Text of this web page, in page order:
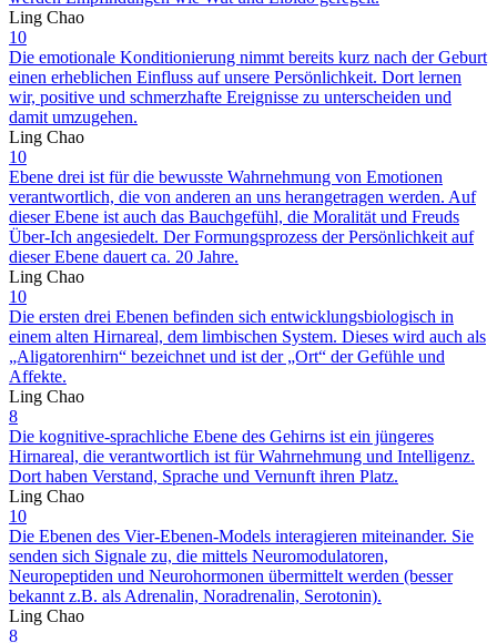
Ling Chao
10
Die emotionale Konditionierung nimmt bereits kurz nach der Geburt
einen erheblichen Einfluss auf unsere Persönlichkeit. Dort lernen
wir, positive und schmerzhafte Ereignisse zu unterscheiden und
damit umzugehen.
Ling Chao
10
Ebene drei ist für die bewusste Wahrnehmung von Emotionen
verantwortlich, die von anderen an uns herangetragen werden. Auf
dieser Ebene ist auch das Bauchgefühl, die Moralität und Freuds
Über-Ich angesiedelt. Der Formungsprozess der Persönlichkeit auf
dieser Ebene dauert ca. 20 Jahre.
Ling Chao
10
Die ersten drei Ebenen befinden sich entwicklungsbiologisch in
einem alten Hirnareal, dem limbischen System. Dieses wird auch als
„Aligatorenhirn“ bezeichnet und ist der „Ort“ der Gefühle und
Affekte.
Ling Chao
8
Die kognitive-sprachliche Ebene des Gehirns ist ein jüngeres
Hirnareal, die verantwortlich ist für Wahrnehmung und Intelligenz.
Dort haben Verstand, Sprache und Vernunft ihren Platz.
Ling Chao
10
Die Ebenen des Vier-Ebenen-Models interagieren miteinander. Sie
senden sich Signale zu, die mittels Neuromodulatoren,
Neuropeptiden und Neurohormonen übermittelt werden (besser
bekannt z.B. als Adrenalin, Noradrenalin, Serotonin).
Ling Chao
8